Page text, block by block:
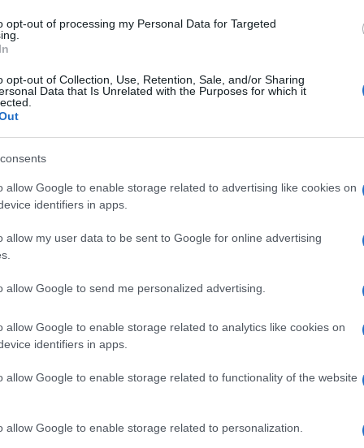
opt-out of processing my Personal Data for Targeted
opt-out of Collection, Use, Retention, Sale, and/or Sharing
Data that Is Unrelated with the Purposes for which it
allow Google to enable storage related to advertising like cookies on
identifiers in apps.
allow my user data to be sent to Google for online advertising
allow Google to send me personalized advertising.
allow Google to enable storage related to analytics like cookies on
identifiers in apps.
allow Google to enable storage related to functionality of the website
allow Google to enable storage related to personalization.
e i numeri di business
il Manchester United sta attraversando un
ha lottato per mantenere un buon churn rate,
non riescono a esprimere il loro potenziale.
modello attuale. La questione non è solo tecnica,
e il coinvolgimento dei giocatori sono sotto i